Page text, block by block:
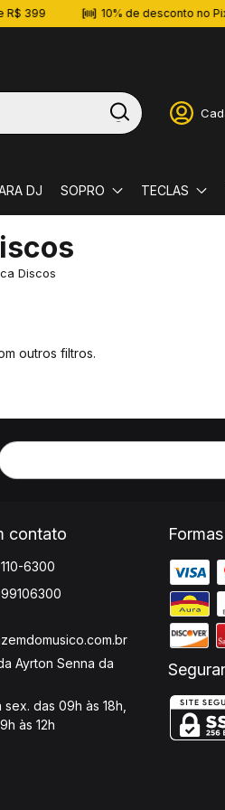
399 10% de desconto no Pix
DJ SOPRO TECLAS
Discos
outros filtros.
contato
6300
Ayrton Senna da
sex. das 09h às 18h,
às 12h